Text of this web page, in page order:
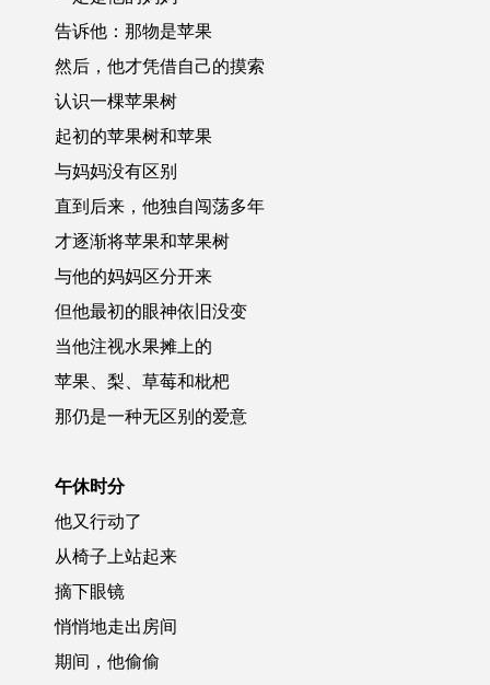
告诉他：那物是苹果
然后，他才凭借自己的摸索
认识一棵苹果树
起初的苹果树和苹果
与妈妈没有区别
直到后来，他独自闯荡多年
才逐渐将苹果和苹果树
与他的妈妈区分开来
但他最初的眼神依旧没变
当他注视水果摊上的
苹果、梨、草莓和枇杷
那仍是一种无区别的爱意
午休时分
他又行动了
从椅子上站起来
摘下眼镜
悄悄地走出房间
期间，他偷偷